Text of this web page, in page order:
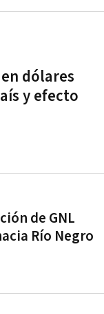
dólares
y efecto
de GNL
Río Negro